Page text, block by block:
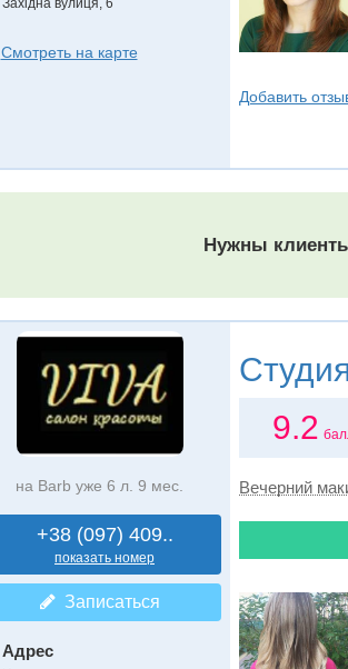
Смотреть на карте
Добавить
Нужны
на Barb уже 6 л. 9 мес.
+38 (097) 409..
показать номер
Записаться
Адрес
9.2
Вечерний